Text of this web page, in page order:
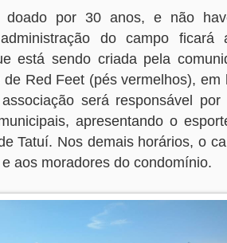
doado por 30 anos, e não
do campo
está sendo criada pela
de Red Feet (pés vermelhos), em
será responsável
apresentando o
Tatuí. Nos demais horários, o
aos moradores do condomínio.